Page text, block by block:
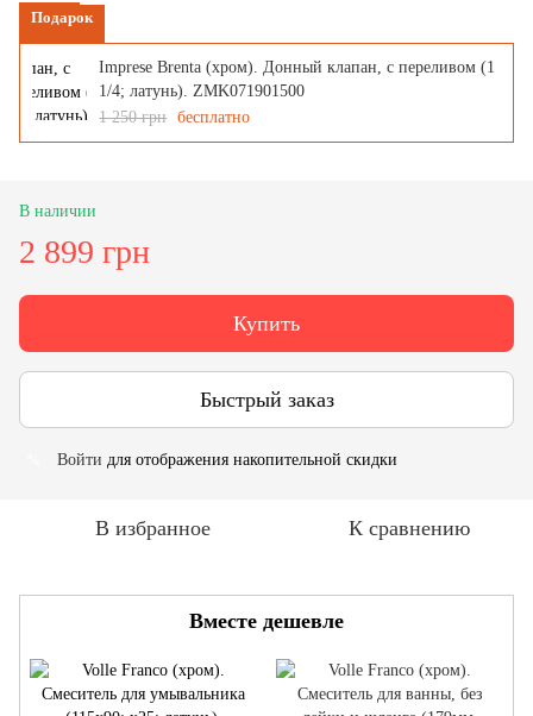
Подарок
Imprese Brenta (хром). Донный клапан, с переливом (1
1/4; латунь). ZMK071901500
1 250 грн бесплатно
В наличии
2 899 грн
Купить
Быстрый заказ
Войти для отображения накопительной скидки
В избранное К сравнению
Вместе дешевле